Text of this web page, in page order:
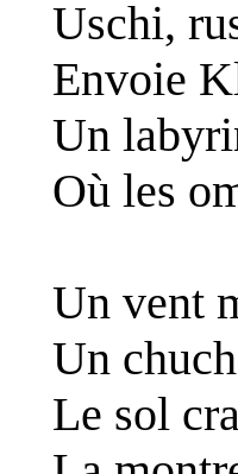
Uschi,
Envoie
Un
Où les
Un vent
Un
Le sol